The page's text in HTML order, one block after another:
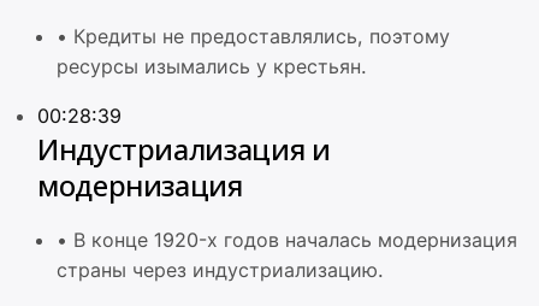
• Кредиты не предоставлялись, поэтому
ресурсы изымались у крестьян.
00:28:39
Индустриализация и
модернизация
• В конце 1920-х годов началась модернизация
страны через индустриализацию.